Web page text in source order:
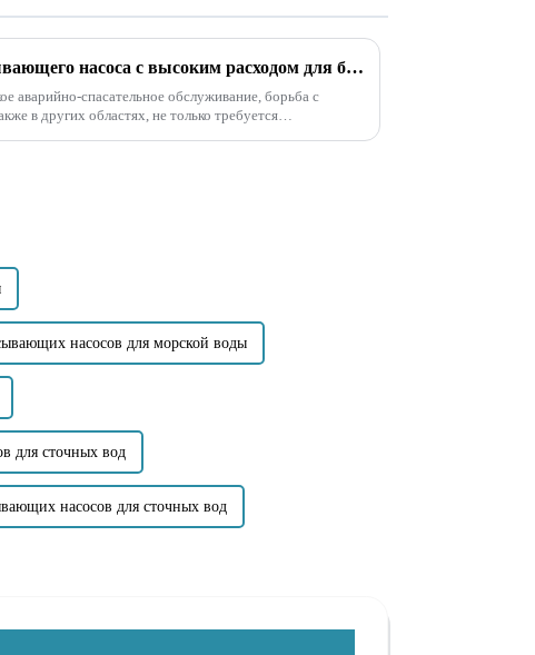
Применение самовсасывающего насоса с высоким расходом для борьбы с наводнениями и дренажа
аварийно-спасательное обслуживание, борьба с
в других областях, не только требуется
насосов для морской воды
для сточных вод
насосов для сточных вод